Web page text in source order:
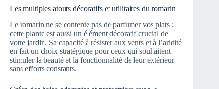
Les multiples atouts décoratifs et utilitaires du romarin
Le romarin ne se contente pas de parfumer vos plats ;
cette plante est aussi un élément décoratif crucial de
votre jardin. Sa capacité à résister aux vents et à l’aridité
en fait un choix stratégique pour ceux qui souhaitent
stimuler la beauté et la fonctionnalité de leur extérieur
sans efforts constants.